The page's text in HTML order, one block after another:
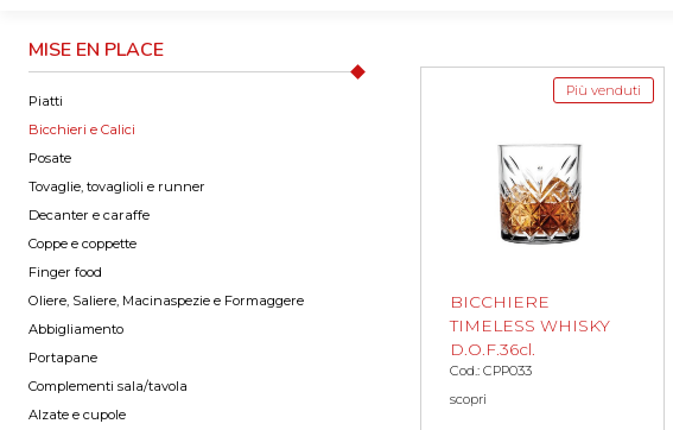
MISE EN PLACE
Piatti
Bicchieri e Calici
Posate
Tovaglie, tovaglioli e runner
Decanter e caraffe
Coppe e coppette
Finger food
Oliere, Saliere, Macinaspezie e Formaggere
Abbigliamento
Portapane
Complementi sala/tavola
Alzate e cupole
Più venduti
BICCHIERE
TIMELESS WHISKY
D.O.F.36cl.
Cod.: CPP033
scopri